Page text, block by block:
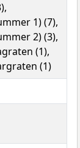
1) (7),
2) (3),
(1),
(1)